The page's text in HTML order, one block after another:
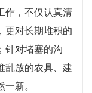
作， 不仅认真清
更对长期堆积的
针对堵塞的沟
乱放的农具、建
新。